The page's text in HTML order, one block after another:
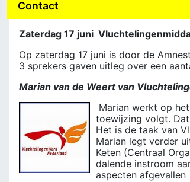
Contact
Zaterdag 17 juni
Op zaterdag 17 juni is door de
3 sprekers gaven uitleg over een
Marian van de Weert van
Marian werkt op
toewijzing volgt.
Het is de taak van
Marian legt verder
Keten (Centraal
dalende instroom
aspecten afgevallen